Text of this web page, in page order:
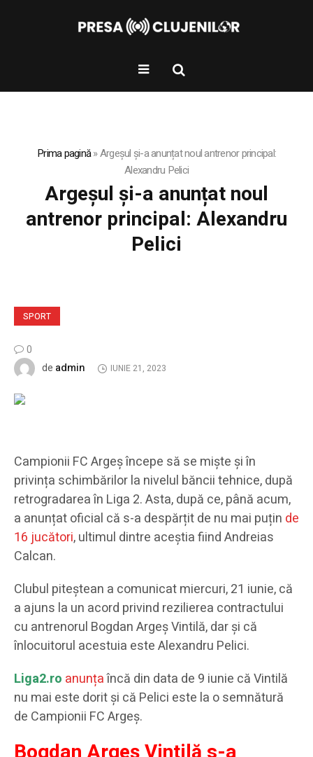
Prima pagină»Argeșul și-a anunțat noul antrenor principal:
Alexandru Pelici
Argeșul și-a anunțat noul
antrenor principal: Alexandru
Pelici
SPORT
0
de admin IUNIE 21, 2023
Campionii FC Argeș începe să se miște și în
privința schimbărilor la nivelul băncii tehnice, după
retrogradarea în Liga 2. Asta, după ce, până acum,
a anunțat oficial că s-a despărțit de nu mai puțin de
16 jucători, ultimul dintre aceștia fiind Andreias
Calcan.
Clubul piteștean a comunicat miercuri, 21 iunie, că
a ajuns la un acord privind rezilierea contractului
cu antrenorul Bogdan Argeș Vintilă, dar și că
înlocuitorul acestuia este Alexandru Pelici.
Liga2.ro anunțaîncă din data de 9 iunie că Vintilă
nu mai este dorit și că Pelici este la o semnătură
de Campionii FC Argeș.